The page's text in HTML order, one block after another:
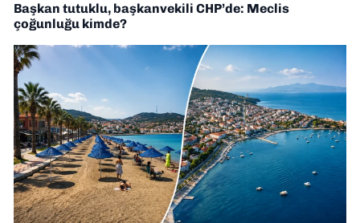
Başkan tutuklu, başkanvekili CHP’de: Meclis
çoğunluğu kimde?